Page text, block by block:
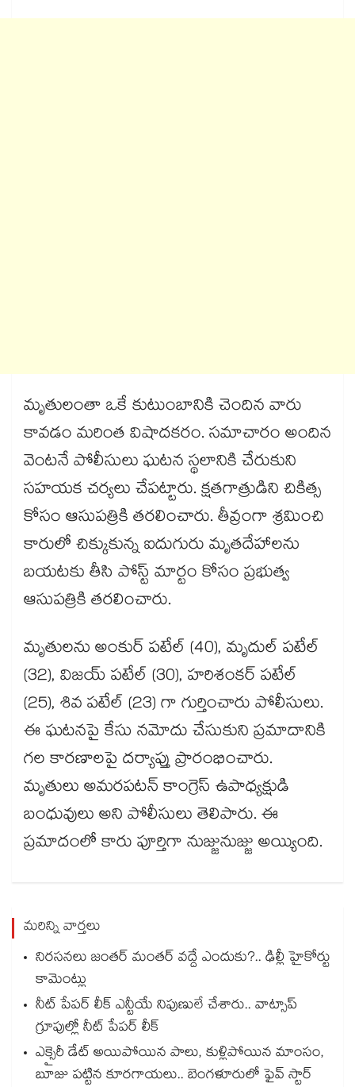
మృతులంతా ఒకే కుటుంబానికి చెందిన వారు
కావడం మరింత విషాదకరం. సమాచారం అందిన
వెంటనే పోలీసులు ఘటన స్థలానికి చేరుకుని
సహయక చర్యలు చేపట్టారు. క్షతగాత్రుడిని చికిత్స
కోసం ఆసుపత్రికి తరలించారు. తీవ్రంగా శ్రమించి
కారులో చిక్కుకున్న ఐదుగురు మృతదేహాలను
బయటకు తీసి పోస్ట్ మార్టం కోసం ప్రభుత్వ
ఆసుపత్రికి తరలించారు.
మృతులను అంకుర్ పటేల్ (40), మృదుల్ పటేల్
(32), విజయ్ పటేల్ (30), హరిశంకర్ పటేల్
(25), శివ పటేల్ (23) గా గుర్తించారు పోలీసులు.
ఈ ఘటనపై కేసు నమోదు చేసుకుని ప్రమాదానికి
గల కారణాలపై దర్యాప్తు ప్రారంభించారు.
మృతులు అమరపటన్ కాంగ్రెస్ ఉపాధ్యక్షుడి
బంధువులు అని పోలీసులు తెలిపారు. ఈ
ప్రమాదంలో కారు పూర్తిగా నుజ్జునుజ్జు అయ్యింది.
మరిన్ని వార్తలు
నిరసనలు జంతర్ మంతర్ వద్దే ఎందుకు?.. ఢిల్లీ హైకోర్టు
కామెంట్లు
నీట్ పేపర్ లీక్ ఎన్టీయే నిపుణులే చేశారు.. వాట్సాప్
గ్రూపుల్లో నీట్ పేపర్ లీక్
ఎక్సైరీ డేట్ అయిపోయిన పాలు, కుళ్లిపోయిన మాంసం,
బూజు పట్టిన కూరగాయలు.. బెంగళూరులో ఫైవ్ స్టార్